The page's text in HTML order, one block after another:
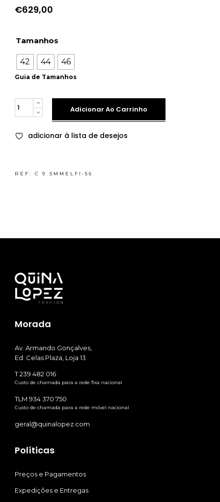
€629,00
Guia de Tamanhos
Tamanhos
42 44 46
Quantity
Adicionar Ao Carrinho
adicionar à lista de desejos
REF: C 9 SMMELFI-56
Morada
Av. Armando Gonçalves,
Ed. Celas Plaza, Loja 13
T 239 482 016
Custo de chamada para a rede fixa nacional
TLM 934 370 750
Custo de chamada para a rede móvel nacional
geral@quinalopez.com
Políticas
Preços e Pagamentos
Expedições e Entregas